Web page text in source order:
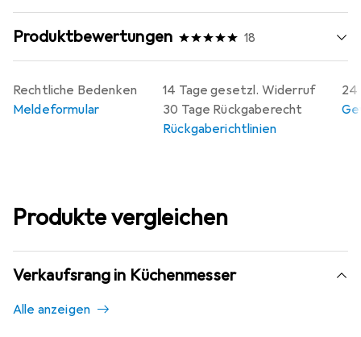
Produktbewertungen 18
14 Tage gesetzl. Widerruf
30 Tage Rückgaberecht
Rückgaberichtlinien
24
Rechtliche Bedenken
Meldeformular
Produkte vergleichen
Verkaufsrang in Küchenmesser
Alle anzeigen